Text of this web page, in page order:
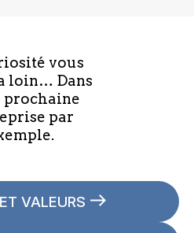
vous
loin… Dans
prochaine
par
VALEURS